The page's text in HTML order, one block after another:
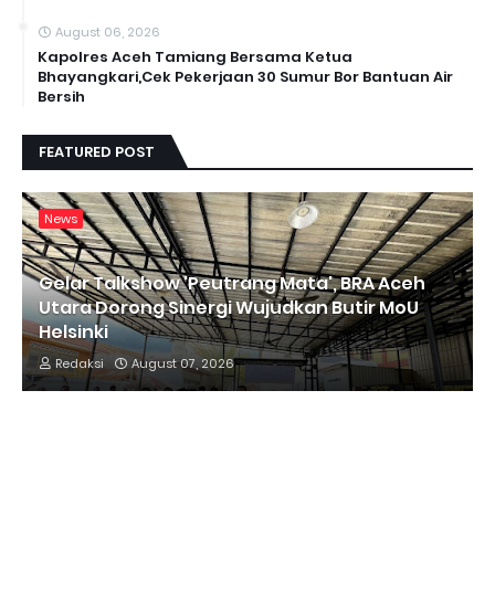
August 06, 2026
Kapolres Aceh Tamiang Bersama Ketua
Bhayangkari,Cek Pekerjaan 30 Sumur Bor Bantuan Air
Bersih
FEATURED POST
News
Gelar Talkshow 'Peutrang Mata', BRA Aceh
Utara Dorong Sinergi Wujudkan Butir MoU
Helsinki
Redaksi August 07, 2026